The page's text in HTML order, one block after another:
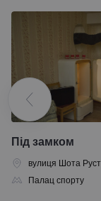
Під замком
вулиця Шота
Палац спорту